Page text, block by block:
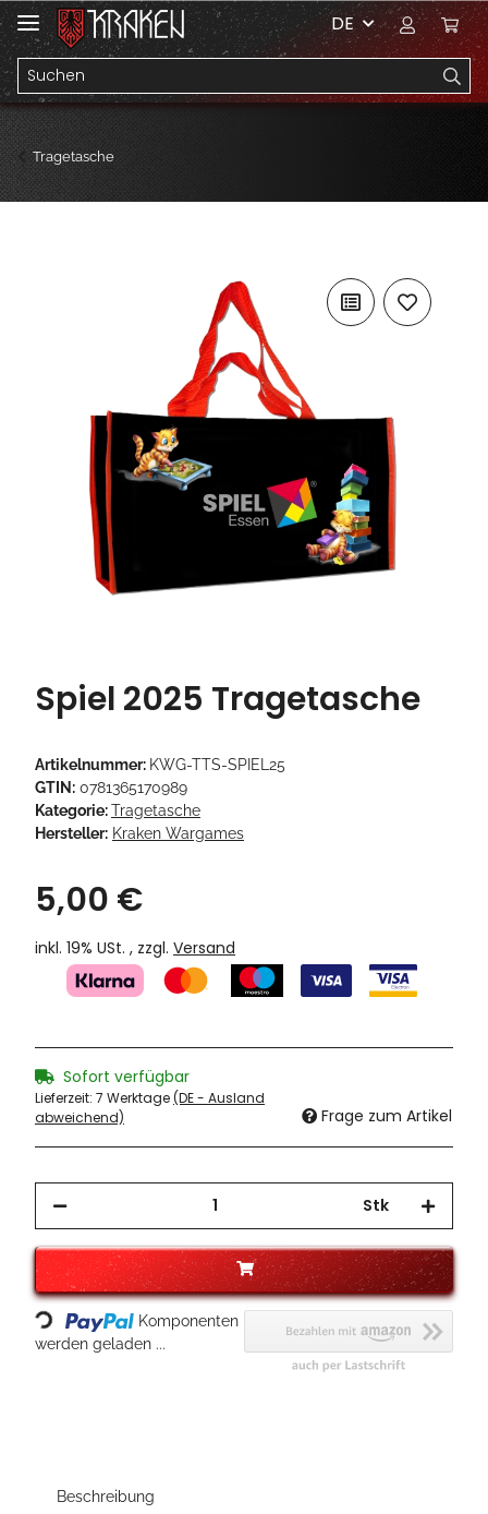
DE
Tragetasche
Spiel 2025 Tragetasche
Artikelnummer: KWG-TTS-SPIEL25
GTIN: 0781365170989
Kategorie:Tragetasche
Hersteller: Kraken Wargames
5,00 €
inkl. 19% USt. , zzgl. Versand
Sofort verfügbar
Lieferzeit: 7 Werktage(DE - Ausland
abweichend)
Frage zum Artikel
Stk
Loading...
Komponenten
werden geladen ...
Beschreibung